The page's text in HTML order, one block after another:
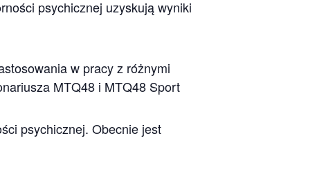
psychicznej uzyskują wyniki
w pracy z różnymi
MTQ48 i MTQ48 Sport
psychicznej. Obecnie jest